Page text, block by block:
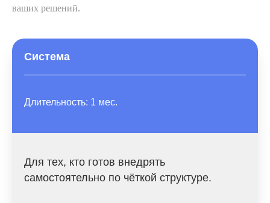
ваших решений.
Система
Длительность: 1 мес.
Для тех, кто готов внедрять
самостоятельно по чёткой структуре.